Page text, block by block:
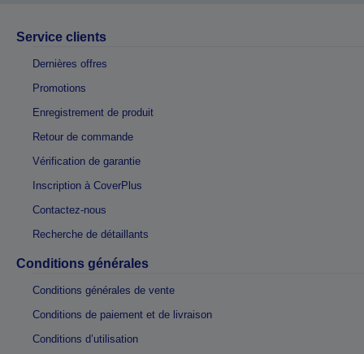
Service clients
Dernières offres
Promotions
Enregistrement de produit
Retour de commande
Vérification de garantie
Inscription à CoverPlus
Contactez-nous
Recherche de détaillants
Conditions générales
Conditions générales de vente
Conditions de paiement et de livraison
Conditions d’utilisation